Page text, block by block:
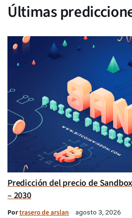
Últimas
Predicción del precio de
– 2030
Portrasero de arslan agosto 3, 2026